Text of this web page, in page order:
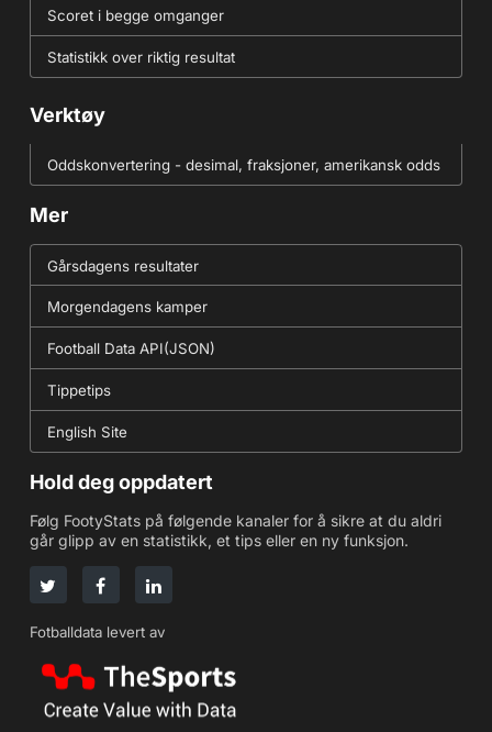
Scoret i begge omganger
Statistikk over riktig resultat
Verktøy
Oddskonvertering - desimal, fraksjoner, amerikansk odds
Mer
Gårsdagens resultater
Morgendagens kamper
Football Data API(JSON)
Tippetips
English Site
Hold deg oppdatert
Følg FootyStats på følgende kanaler for å sikre at du aldri
går glipp av en statistikk, et tips eller en ny funksjon.
Fotballdata levert av